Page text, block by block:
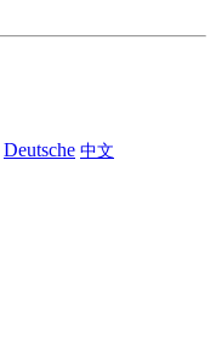
Deutsche 中文